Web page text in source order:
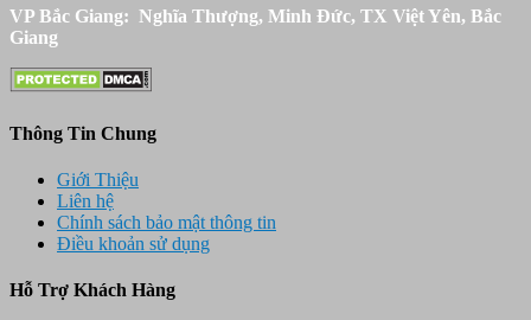
VP Bắc Giang: Nghĩa Thượng, Minh Đức, TX Việt Yên, Bắc
Giang
Thông Tin Chung
Giới Thiệu
Liên hệ
Chính sách bảo mật thông tin
Điều khoản sử dụng
Hỗ Trợ Khách Hàng